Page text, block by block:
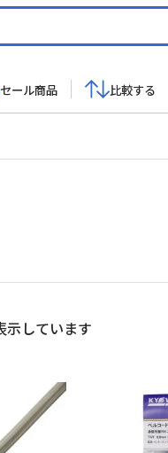
セール商品 比較する
示しています新